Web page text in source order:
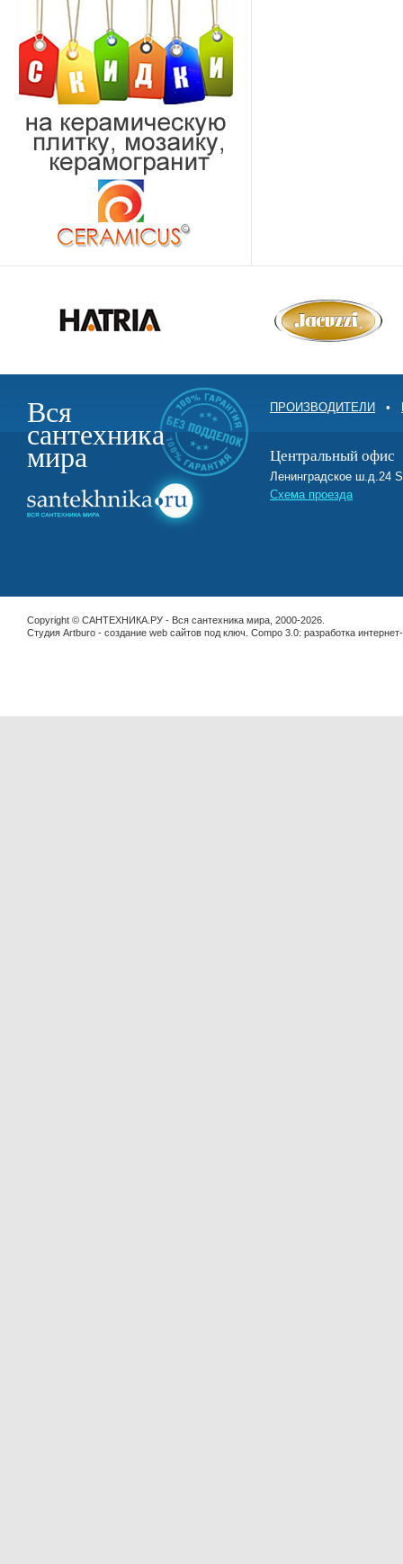
Вся
сантехника
мира
ПРОИЗВОДИТЕЛИ •
Центральный офис
Ленинградское ш.д.24
Схема проезда
Copyright © САНТЕХНИКА.РУ - Вся сантехника мира, 2000-2026.
Студия Artburo - cоздание web сайтов под ключ . Compo 3.0: разработка